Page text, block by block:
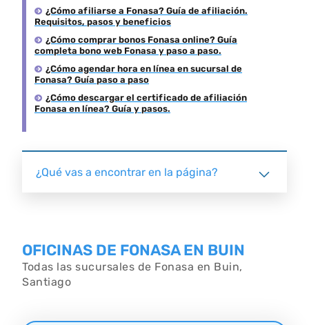
¿Cómo afiliarse a Fonasa? Guía de afiliación.
Requisitos, pasos y beneficios
¿Cómo comprar bonos Fonasa online? Guía
completa bono web Fonasa y paso a paso.
¿Cómo agendar hora en línea en sucursal de
Fonasa? Guía paso a paso
¿Cómo descargar el certificado de afiliación
Fonasa en línea? Guía y pasos.
¿Qué vas a encontrar en la página?
OFICINAS DE FONASA EN BUIN
Todas las sucursales de Fonasa en Buin,
Santiago